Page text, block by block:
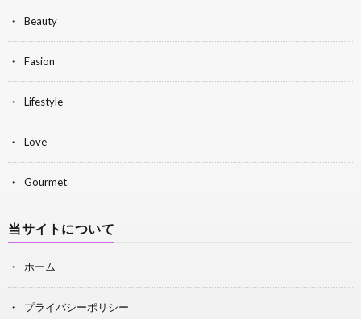
Beauty
Fasion
Lifestyle
Love
Gourmet
当サイトについて
ホーム
プライバシーポリシー